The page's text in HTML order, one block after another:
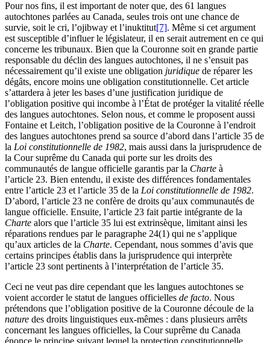
Pour nos fins, il est important de noter que, des 61 langues
autochtones parlées au Canada, seules trois ont une chance de
survie, soit le cri, l’ojibway et l’inuktitut[7]. Même si cet argument
est susceptible d’influer le législateur, il en serait autrement en ce qui
concerne les tribunaux. Bien que la Couronne soit en grande partie
responsable du déclin des langues autochtones, il ne s’ensuit pas
nécessairement qu’il existe une obligation juridique de réparer les
dégâts, encore moins une obligation constitutionnelle. Cet article
s’attardera à jeter les bases d’une justification juridique de
l’obligation positive qui incombe à l’État de protéger la vitalité réelle
des langues autochtones. Selon nous, et comme le proposent aussi
Fontaine et Leitch, l’obligation positive de la Couronne à l’endroit
des langues autochtones prend sa source d’abord dans l’article 35 de
la Loi constitutionnelle de 1982, mais aussi dans la jurisprudence de
la Cour suprême du Canada qui porte sur les droits des
communautés de langue officielle garantis par la Charte à
l’article 23. Bien entendu, il existe des différences fondamentales
entre l’article 23 et l’article 35 de la Loi constitutionnelle de 1982.
D’abord, l’article 23 ne confère de droits qu’aux communautés de
langue officielle. Ensuite, l’article 23 fait partie intégrante de la
Charte alors que l’article 35 lui est extrinsèque, limitant ainsi les
réparations rendues par le paragraphe 24(1) qui ne s’applique
qu’aux articles de la Charte. Cependant, nous sommes d’avis que
certains principes établis dans la jurisprudence qui interprète
l’article 23 sont pertinents à l’interprétation de l’article 35.
Ceci ne veut pas dire cependant que les langues autochtones se
voient accorder le statut de langues officielles de facto. Nous
prétendons que l’obligation positive de la Couronne découle de la
nature des droits linguistiques eux-mêmes : dans plusieurs arrêts
concernant les langues officielles, la Cour suprême du Canada
énonce le principe suivant lequel la protection constitutionnelle